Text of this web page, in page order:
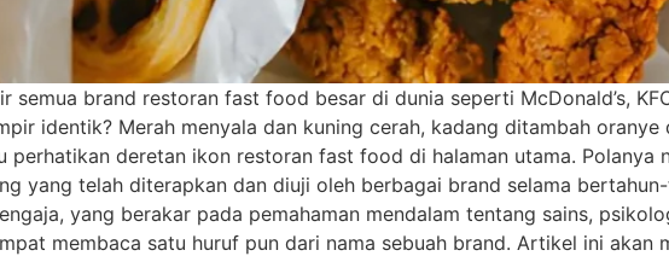
semua brand restoran fast food besar di dunia seperti McDonald’s,
identik? Merah menyala dan kuning cerah, kadang ditambah
perhatikan deretan ikon restoran fast food di halaman utama. Polanya
yang telah diterapkan dan diuji oleh berbagai brand selama
yang berakar pada pemahaman mendalam tentang sains,
membaca satu huruf pun dari nama sebuah brand. Artikel ini akan